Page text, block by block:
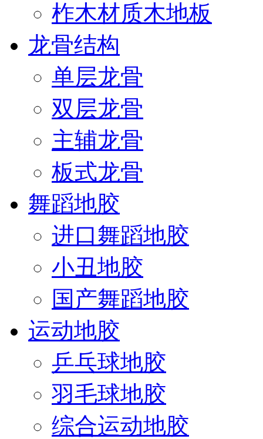
柞木材质木地板
龙骨结构
单层龙骨
双层龙骨
主辅龙骨
板式龙骨
舞蹈地胶
进口舞蹈地胶
小丑地胶
国产舞蹈地胶
运动地胶
乒乓球地胶
羽毛球地胶
综合运动地胶